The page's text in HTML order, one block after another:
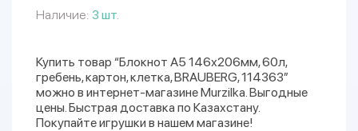
Наличие: 3 шт.
Купить товар “Блокнот А5 146х206мм, 60л,
гребень, картон, клетка, BRAUBERG, 114363”
можно в интернет-магазине Murzilka. Выгодные
цены. Быстрая доставка по Казахстану.
Покупайте игрушки в нашем магазине!